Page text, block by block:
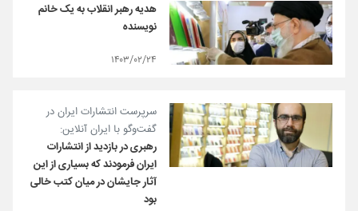
هدیه رهبر انقلاب به یک خانم
نویسنده
۱۴۰۳/۰۲/۲۴
سرپرست انتشارات ایران در
گفت‌و‌گو ‌با ایران آنلاین:
رهبری در بازدید از انتشارات
ایران فرمودند که بسیاری از این
آثار جایشان در میان کتب خالی
بود